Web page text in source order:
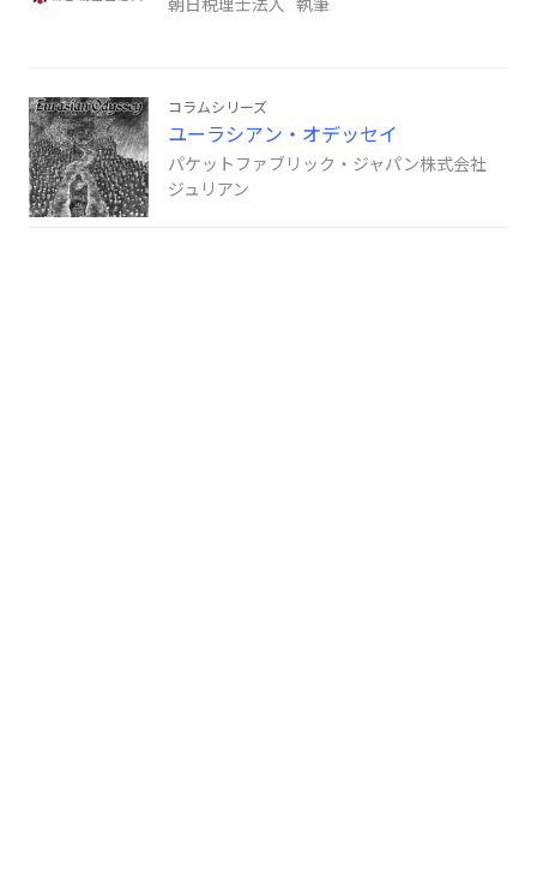
朝日税理士法人 執筆
コラムシリーズ
ユーラシアン・オデッセイ
パケットファブリック・ジャパン株式会社
ジュリアン